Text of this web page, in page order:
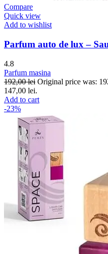
Compare
Quick view
Add to wishlist
Parfum auto de lux –
4.8
Parfum masina
192,00lei Original price was:
147,00 lei.
Add to cart
-23%